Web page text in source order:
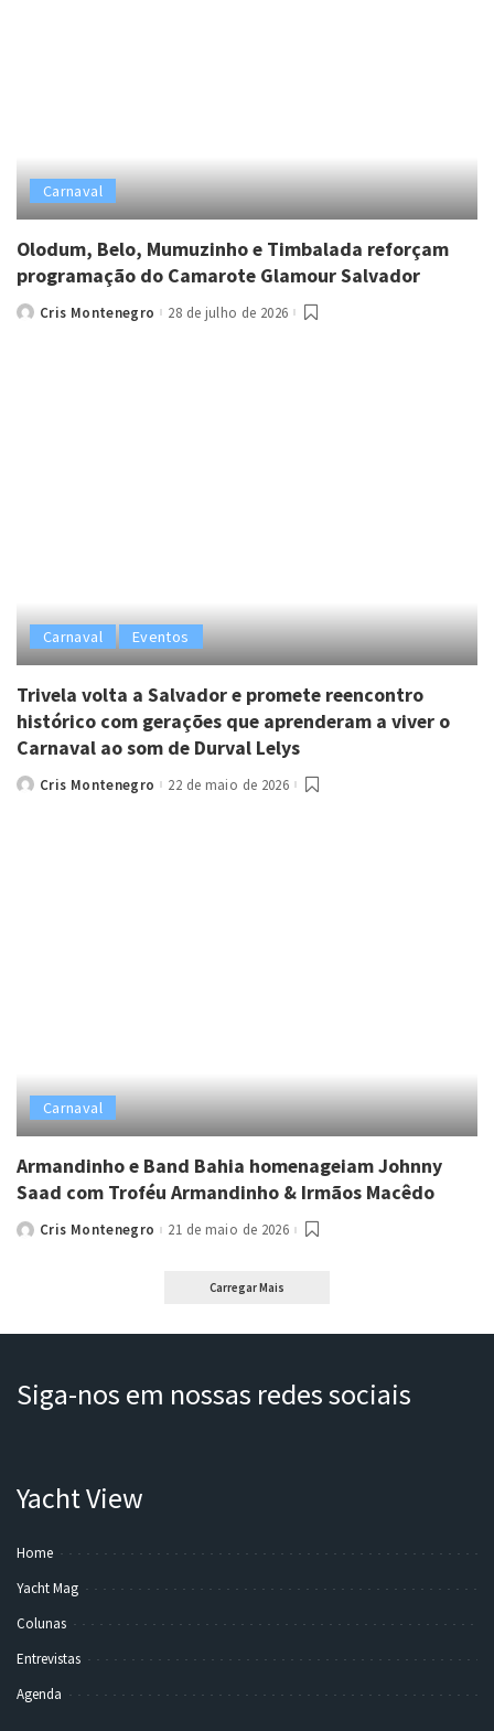
Carnaval
Olodum, Belo, Mumuzinho e Timbalada reforçam
programação do Camarote Glamour Salvador
PostedCris Montenegro 28 de julho de 2026
Carnaval Eventos
Trivela volta a Salvador e promete reencontro
histórico com gerações que aprenderam a viver o
Carnaval ao som de Durval Lelys
PostedCris Montenegro 22 de maio de 2026
Carnaval
Armandinho e Band Bahia homenageiam Johnny
Saad com Troféu Armandinho & Irmãos Macêdo
PostedCris Montenegro 21 de maio de 2026
Carregar Mais
Siga-nos em nossas redes sociais
Yacht View
Home
Yacht Mag
Colunas
Entrevistas
Agenda